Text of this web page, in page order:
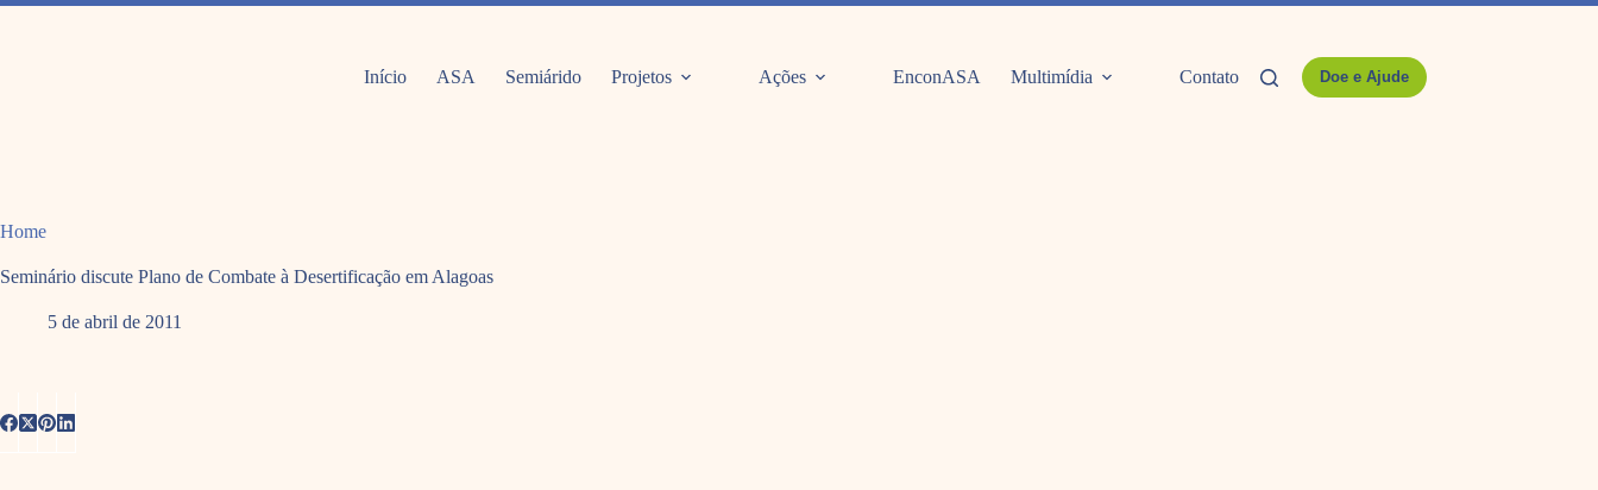
Pular
Início ASA Semiárido Projetos Ações EnconASA Multimídia Contato Doe e Ajude
Home
Seminário discute Plano de Combate à Desertificação em Alagoas
5 de abril de 2011